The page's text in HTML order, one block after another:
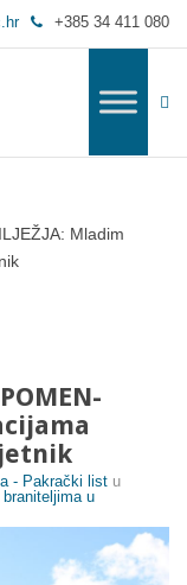
Mladim
+385 34 411 080
Mladim
- Pakrački list u
u